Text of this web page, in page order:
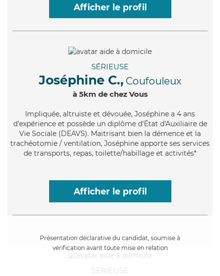
Afficher le profil
SÉRIEUSE
Joséphine C., Coufouleux
à 5km de chez Vous
Impliquée, altruiste et dévouée, Joséphine a 4 ans
d'expérience et possède un diplôme d'État d'Auxiliaire de
Vie Sociale (DEAVS). Maitrisant bien la démence et la
trachéotomie / ventilation, Joséphine apporte ses services
de transports, repas, toilette/habillage et activités*
Afficher le profil
Présentation déclarative du candidat, soumise à
vérification avant toute mise en relation
SÉRIEUSE